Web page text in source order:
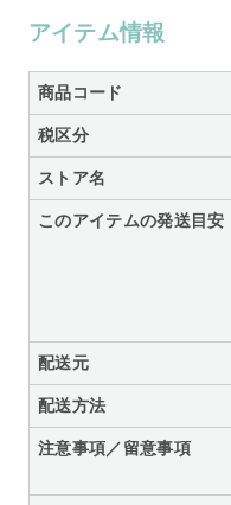
アイテム情報
商品コード
税区分
ストア名
このアイテムの発送目安
配送元
配送方法
注意事項／留意事項